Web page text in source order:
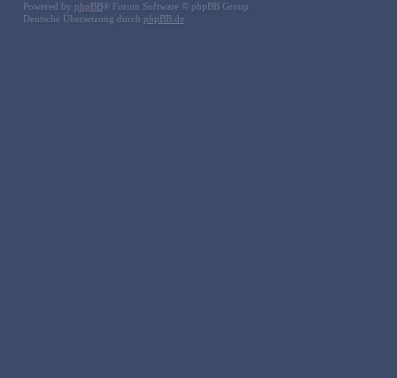
Powered by phpBB® Forum Software © phpBB Group
Deutsche Übersetzung durch phpBB.de